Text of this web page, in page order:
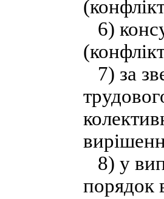
6)
7) за
8) у
порядок